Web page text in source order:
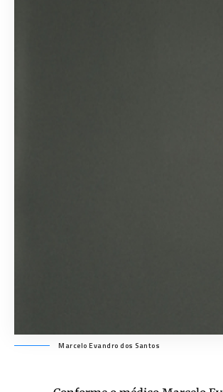
Marcelo Evandro dos Santos